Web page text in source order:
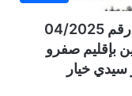
إعلان عن طلب عروض مفتوح وطني رقم 04/2025
بإقليم صفرو
سيدي خيار